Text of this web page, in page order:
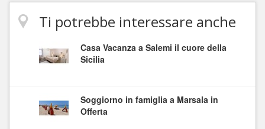
Ti potrebbe interessare anche
Casa Vacanza a Salemi il cuore della
Sicilia
Soggiorno in famiglia a Marsala in
Offerta